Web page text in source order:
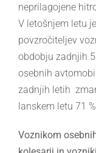
neprilagojene
V letošnjem letu
povzročiteljev
obdobju zadnjih
osebnih
zadnjih letih
lanskem letu 71
Voznikom